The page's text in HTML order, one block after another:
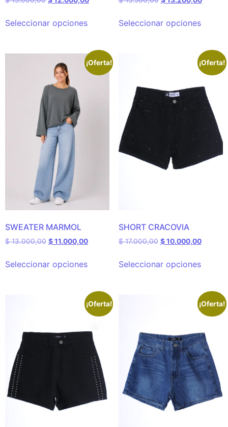
Seleccionar opciones Seleccionar opciones
¡Oferta!
SWEATER MARMOL
$13.000,00 $11.000,00
Seleccionar opciones
¡Oferta!
SHORT CRACOVIA
$17.000,00 $10.000,00
Seleccionar opciones
¡Oferta! ¡Oferta!